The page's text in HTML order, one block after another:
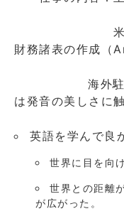
米国会計基
財務諸表の作成（
海外駐在（英
は発音の美しさに触
英語を学んで良
世界に目を向
世界との距離
が広がった。